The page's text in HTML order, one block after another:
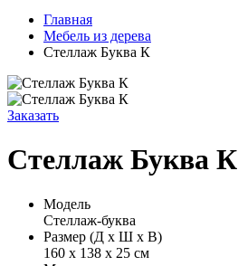
Главная
Мебель из дерева
Стеллаж Буква К
Заказать
Стеллаж Буква К
Модель
Стеллаж-буква
Размер (Д х Ш х В)
160 х 138 х 25 см